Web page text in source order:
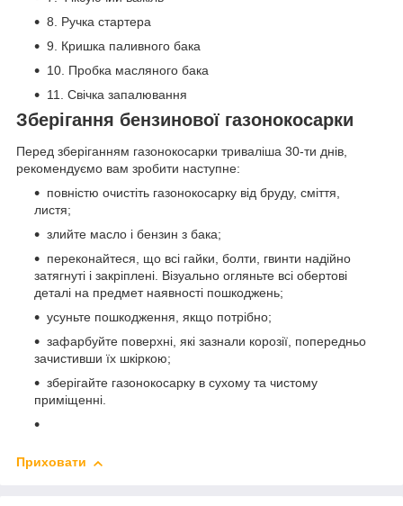
8. Ручка стартера
9. Кришка паливного бака
10. Пробка масляного бака
11. Свічка запалювання
Зберігання бензинової газонокосарки
Перед зберіганням газонокосарки триваліша 30-ти днів,
рекомендуємо вам зробити наступне:
повністю очистіть газонокосарку від бруду, сміття,
листя;
злийте масло і бензин з бака;
переконайтеся, що всі гайки, болти, гвинти надійно
затягнуті і закріплені. Візуально огляньте всі обертові
деталі на предмет наявності пошкоджень;
усуньте пошкодження, якщо потрібно;
зафарбуйте поверхні, які зазнали корозії, попередньо
зачистивши їх шкіркою;
зберігайте газонокосарку в сухому та чистому
приміщенні.
Приховати